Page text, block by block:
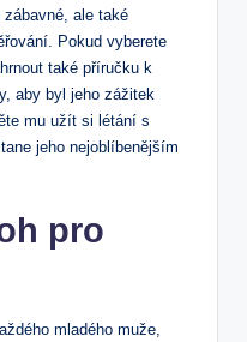
ale také
Pokud vyberete
také příručku k
aby byl jeho zážitek
mu užít si létání s
jeho nejoblíbenějším
pro
mladého muže,